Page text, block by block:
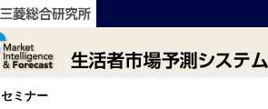
セミナー